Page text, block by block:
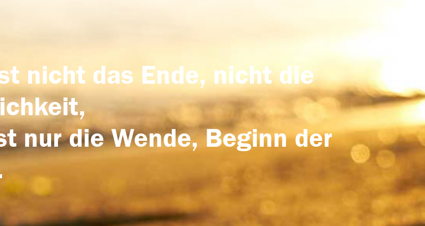
nicht das Ende, nicht die
nur die Wende, Beginn der